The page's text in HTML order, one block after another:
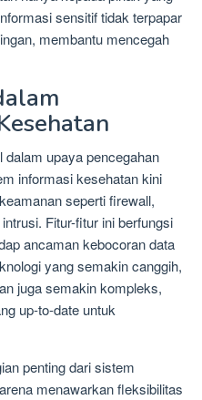
sensitif tidak terpapar
membantu mencegah
upaya pencegahan
informasi kesehatan kini
seperti firewall,
Fitur-fitur ini berfungsi
ancaman kebocoran data
yang semakin canggih,
juga semakin kompleks,
up-to-date untuk
penting dari sistem
menawarkan fleksibilitas